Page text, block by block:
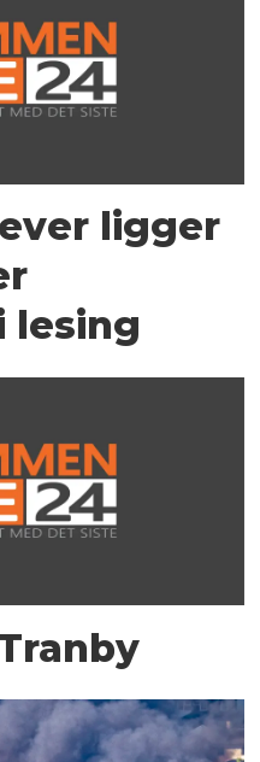
ligger
lesing